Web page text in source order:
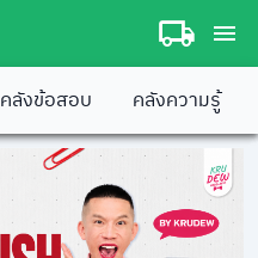
คลังข้อสอบ คลังความรู้